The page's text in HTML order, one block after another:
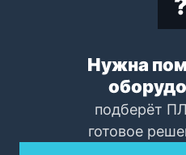
Нужна
подберёт
готовое